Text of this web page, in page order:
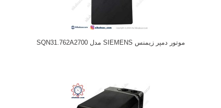
موتور دمپر زیمنس SIEMENS مدل SQN31.762A2700